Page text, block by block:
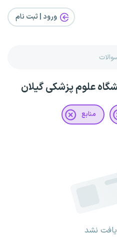
ورود | ثبت‌ نام
علوم پزشکی گیلان
منابع
نشد